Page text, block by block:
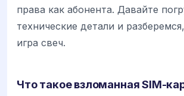
права как абонента. Давайте
технические детали и
игра свеч.
Что такое взломанная SIM-